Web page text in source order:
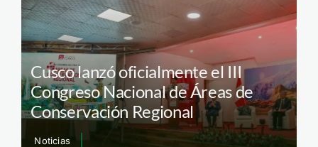
Cusco lanzó oficialmente el III
Congreso Nacional de Áreas de
Conservación Regional
Noticias